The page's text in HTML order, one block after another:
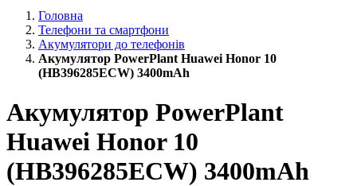
Головна
Телефони та смартфони
Акумулятори до телефонів
Акумулятор PowerPlant Huawei Honor 10
(HB396285ECW) 3400mAh
Акумулятор PowerPlant
Huawei Honor 10
(HB396285ECW) 3400mAh